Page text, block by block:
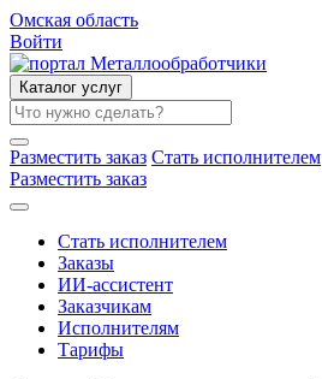
Омская область
Войти
Каталог услуг
Разместить заказ Стать исполнителем
Разместить заказ
Стать исполнителем
Заказы
ИИ-ассистент
Заказчикам
Исполнителям
Тарифы